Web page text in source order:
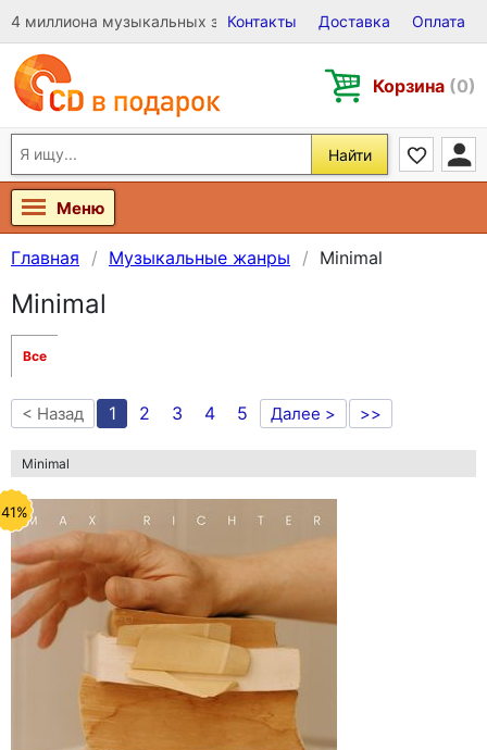
4 миллиона музыкальных записей на Виниле, CD и DVD
Контакты Доставка Оплата
Корзина (0)
Найти
Меню
Главная Музыкальные жанры Minimal
Minimal
Все
< Назад 1 2 3 4 5 Далее > >>
Minimal